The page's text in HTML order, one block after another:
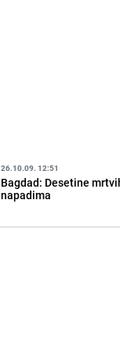
26.10.09. 12:51
Bagdad: Desetine
napadima